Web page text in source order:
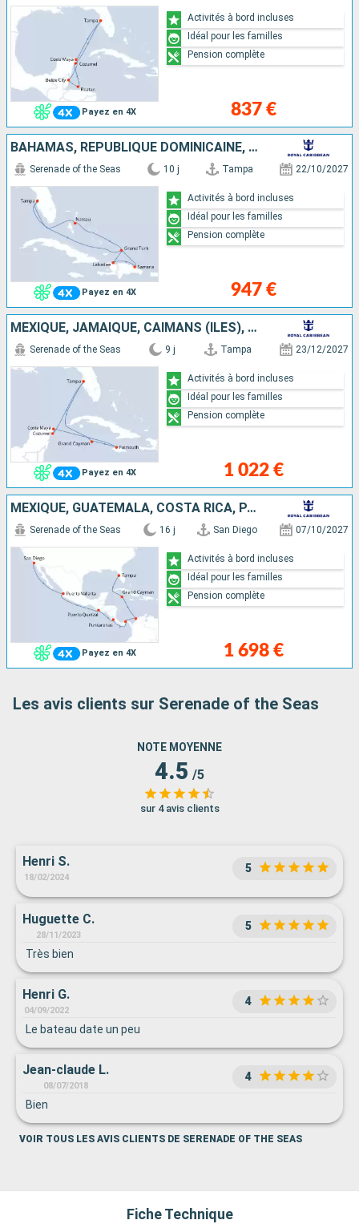
Payez en 4X 837 €
Activités à bord incluses
Idéal pour les familles
Pension complète
BAHAMAS, RÉPUBLIQUE DOMINICAINE, HAÏTI, ÎLES TURQUES-ET-CAÏQUES, ÉTATS-UNIS
Payez en 4X
Serenade of the Seas 10 j Tampa 22/10/2027
947 €
Activités à bord incluses
Idéal pour les familles
Pension complète
MEXIQUE, JAMAÏQUE, CAÏMANS (ÎLES), ÉTATS-UNIS
Payez en 4X
Serenade of the Seas 9 j Tampa 23/12/2027
1 022 €
Activités à bord incluses
Idéal pour les familles
Pension complète
MEXIQUE, GUATEMALA, COSTA RICA, PANAMA, COLOMBIE, CAÏMANS (ÎLES), ÉTATS-UNIS
Payez en 4X
Serenade of the Seas 16 j San Diego 07/10/2027
1 698 €
Activités à bord incluses
Idéal pour les familles
Pension complète
Les avis clients sur Serenade of the Seas
NOTE MOYENNE
4.5 /5
sur 4 avis clients
Henri S.
18/02/2024
5
Huguette C.
28/11/2023
5
Très bien
Henri G.
04/09/2022
4
Le bateau date un peu
Jean-claude L.
08/07/2018
4
Bien
VOIR TOUS LES AVIS CLIENTS DE SERENADE OF THE SEAS
Fiche Technique